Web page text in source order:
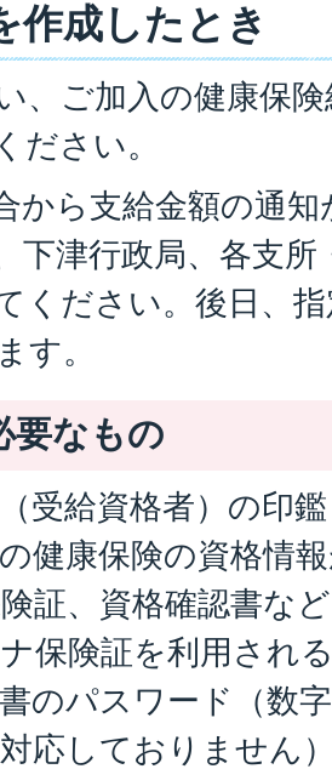
作成したとき
、ご加入の健康保
ださい。
から支給金額の通
下津行政局、各支
ください。後日、
す。
要なもの
受給資格者）の印鑑
健康保険の資格情
証、資格確認書な
保険証を利用され
のパスワード（数
応しておりません